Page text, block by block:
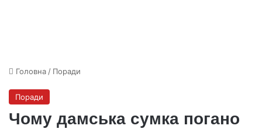
Головна / Поради
Поради
Чому дамська сумка погано